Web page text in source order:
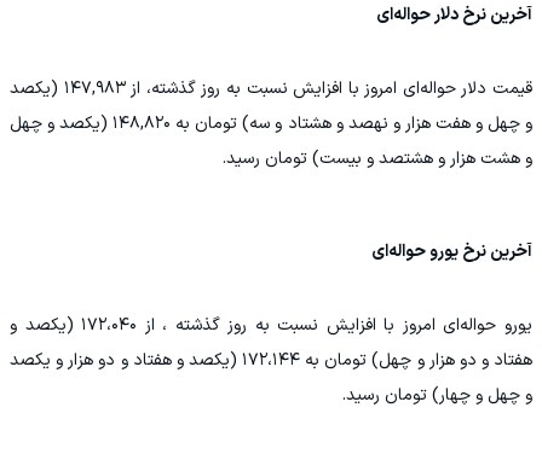
آخرین نرخ دلار حواله‌ای
قیمت دلار حواله‌ای امروز با افزایش نسبت به روز گذشته، از ۱۴۷,۹۸۳ (یکصد
و چهل و هفت هزار و نهصد و هشتاد و سه) تومان به ۱۴۸,۸۲۰ (یکصد و چهل
و هشت هزار و هشتصد و بیست) تومان رسید.
آخرین نرخ یورو حواله‌ای
یورو حواله‌ای امروز با افزایش نسبت به روز گذشته ، از ۱۷۲،۰۴۰ (یکصد و
هفتاد و دو هزار و چهل) تومان به ۱۷۲،۱۴۴ (یکصد و هفتاد و دو هزار و یکصد
و چهل و چهار) تومان رسید.